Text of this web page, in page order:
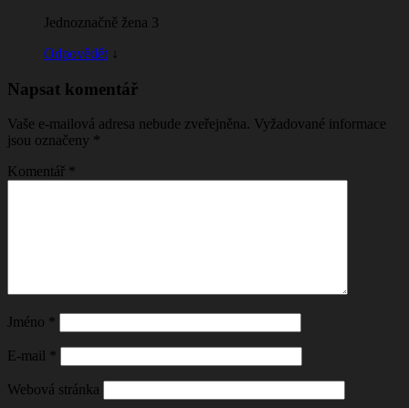
Jednoznačně žena 3
Odpovědět ↓
Napsat komentář
Vaše e-mailová adresa nebude zveřejněna. Vyžadované informace
jsou označeny *
Komentář *
Jméno *
E-mail *
Webová stránka